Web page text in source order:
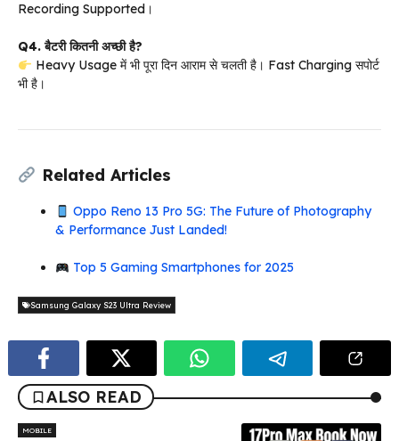
Recording Supported।
Q4. बैटरी कितनी अच्छी है?
Heavy Usage में भी पूरा दिन आराम से चलती है। Fast Charging सपोर्ट
भी है।
Related Articles
Oppo Reno 13 Pro 5G: The Future of Photography
& Performance Just Landed!
Top 5 Gaming Smartphones for 2025
Samsung Galaxy S23 Ultra Review
ALSO READ
MOBILE